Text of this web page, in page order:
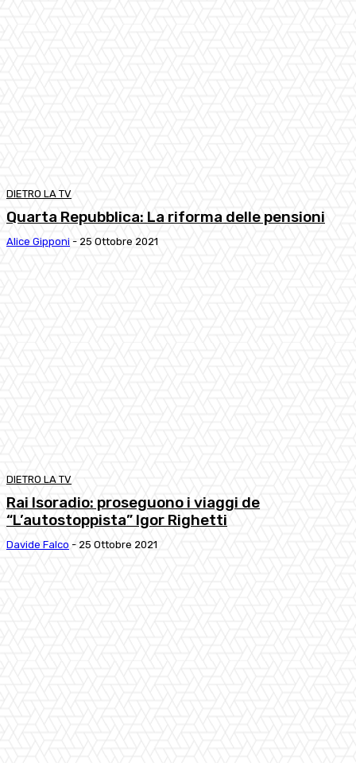
DIETRO LA TV
Quarta Repubblica: La riforma delle pensioni
Alice Gipponi - 25 Ottobre 2021
DIETRO LA TV
Rai Isoradio: proseguono i viaggi de
“L’autostoppista” Igor Righetti
Davide Falco - 25 Ottobre 2021